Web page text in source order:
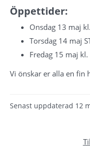
Öppettider:
Onsdag 13 maj
Torsdag 14 maj
Fredag 15 maj
Vi önskar er alla en fin
Senast uppdaterad 12